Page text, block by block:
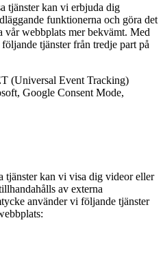
tjänster kan vi erbjuda dig
funktionerna och göra det
webbplats mer bekvämt. Med
tjänster från tredje part på
(Universal Event Tracking)
Google Consent Mode,
tjänster kan vi visa dig videor eller
av externa
använder vi följande tjänster